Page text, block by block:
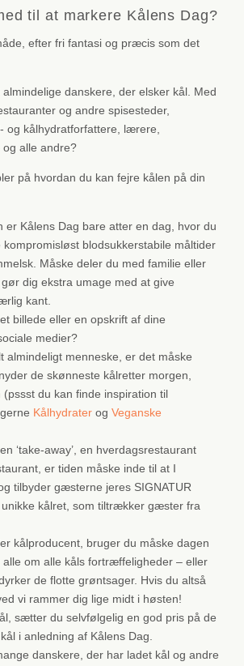
til at markere Kålens Dag?
efter fri fantasi og præcis som det
danskere, der elsker kål. Med
og andre spisesteder,
og kålhydratforfattere, lærere,
alle andre?
på hvordan du kan fejre kålen på din
er Kålens Dag bare atter en dag, hvor du
kompromisløst blodsukkerstabile måltider
Måske deler du med familie eller
dig ekstra umage med at give
kant.
billede eller en opskrift af dine
medier?
almindeligt menneske, er det måske
de skønneste kålretter morgen,
(pssst du kan finde inspiration til
Kålhydrater og Veganske
‘take-away’, en hverdagsrestaurant
er tiden måske inde til at I
tilbyder gæsterne jeres SIGNATUR
unikke kålret, som tiltrækker gæster fra
kålproducent, bruger du måske dagen
om alle kåls fortræffeligheder – eller
de flotte grøntsager. Hvis du altså
vi rammer dig lige midt i høsten!
sætter du selvfølgelig en god pris på de
i anledning af Kålens Dag.
danskere, der har ladet kål og andre